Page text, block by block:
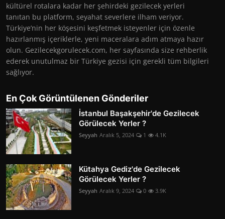
kültürel rotalara kadar her şehirdeki gezilecek yerleri
tanıtan bu platform, seyahat severlere ilham veriyor.
Türkiye’nin her köşesini keşfetmek isteyenler için özenle
hazırlanmış içeriklerle, yeni maceralara adım atmaya hazır
olun. Gezilecekgorulecek.com, her sayfasında size rehberlik
ederek unutulmaz bir Türkiye gezisi için gerekli tüm bilgileri
sağlıyor.
En Çok Görüntülenen Gönderiler
İstanbul Başakşehir'de Gezilecek
Görülecek Yerler ?
Seyyah Aralık 5, 2024 1 4.1K
Kütahya Gediz'de Gezilecek
Görülecek Yerler ?
Seyyah Aralık 9, 2024 0 3.9K